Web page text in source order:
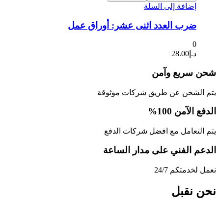
إضافة إلى السلة
ضرب العدد اثنى عشر: أوراق عمل
0
د.إ 28.00
شحن سريع وآمن
يتم الشحن عن طريق شركات موثوقة
الدفع الآمن 100%
يتم التعامل مع افضل شركات الدفع
الدعم الفني على مدار الساعة
نعمل لخدمتكم 24/7
نحن نقبل